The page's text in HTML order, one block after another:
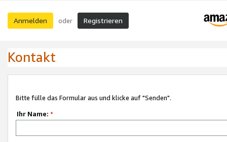
Anmelden oder Registrieren
Kontakt
Bitte fülle das Formular aus und klicke auf "Senden".
Ihr Name: *